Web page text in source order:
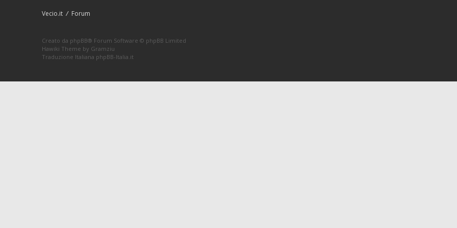
Vecio.it Forum
Creato da phpBB® Forum Software © phpBB Limited
Hawiki Theme by Gramziu
Traduzione Italiana phpBB-Italia.it